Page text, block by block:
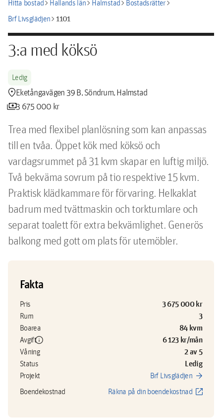
Hitta bostadchevron_rightHallands länchevron_rightHalmstadchevron_rightBostadsrätterchevron_right
Brf Livsglädjenchevron_right1101
3:a med köksö
Ledig
location_pinEketångavägen 39 B, Söndrum, Halmstad
payments3 675 000 kr
Trea med flexibel planlösning som kan anpassas
till en tvåa. Öppet kök med köksö och
vardagsrummet på 31 kvm skapar en luftig miljö.
Två bekväma sovrum på tio respektive 15 kvm.
Praktisk klädkammare för förvaring. Helkaklat
badrum med tvättmaskin och torktumlare och
separat toalett för extra bekvämlighet. Generös
balkong med gott om plats för utemöbler.
Fakta
Pris 3 675 000 kr
Rum 3
Boarea 84 kvm
Avgiftinfo 6 123 kr/mån
Våning 2 av 5
Status Ledig
Projekt Brf Livsglädjen arrow_forward
Boendekostnad Räkna på din boendekostnad open_in_new